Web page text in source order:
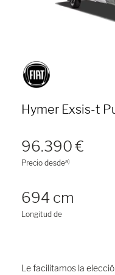
Hymer Exsis-t
96.390 €
Precio desdea)
694 cm
Longitud de
Le facilitamos la